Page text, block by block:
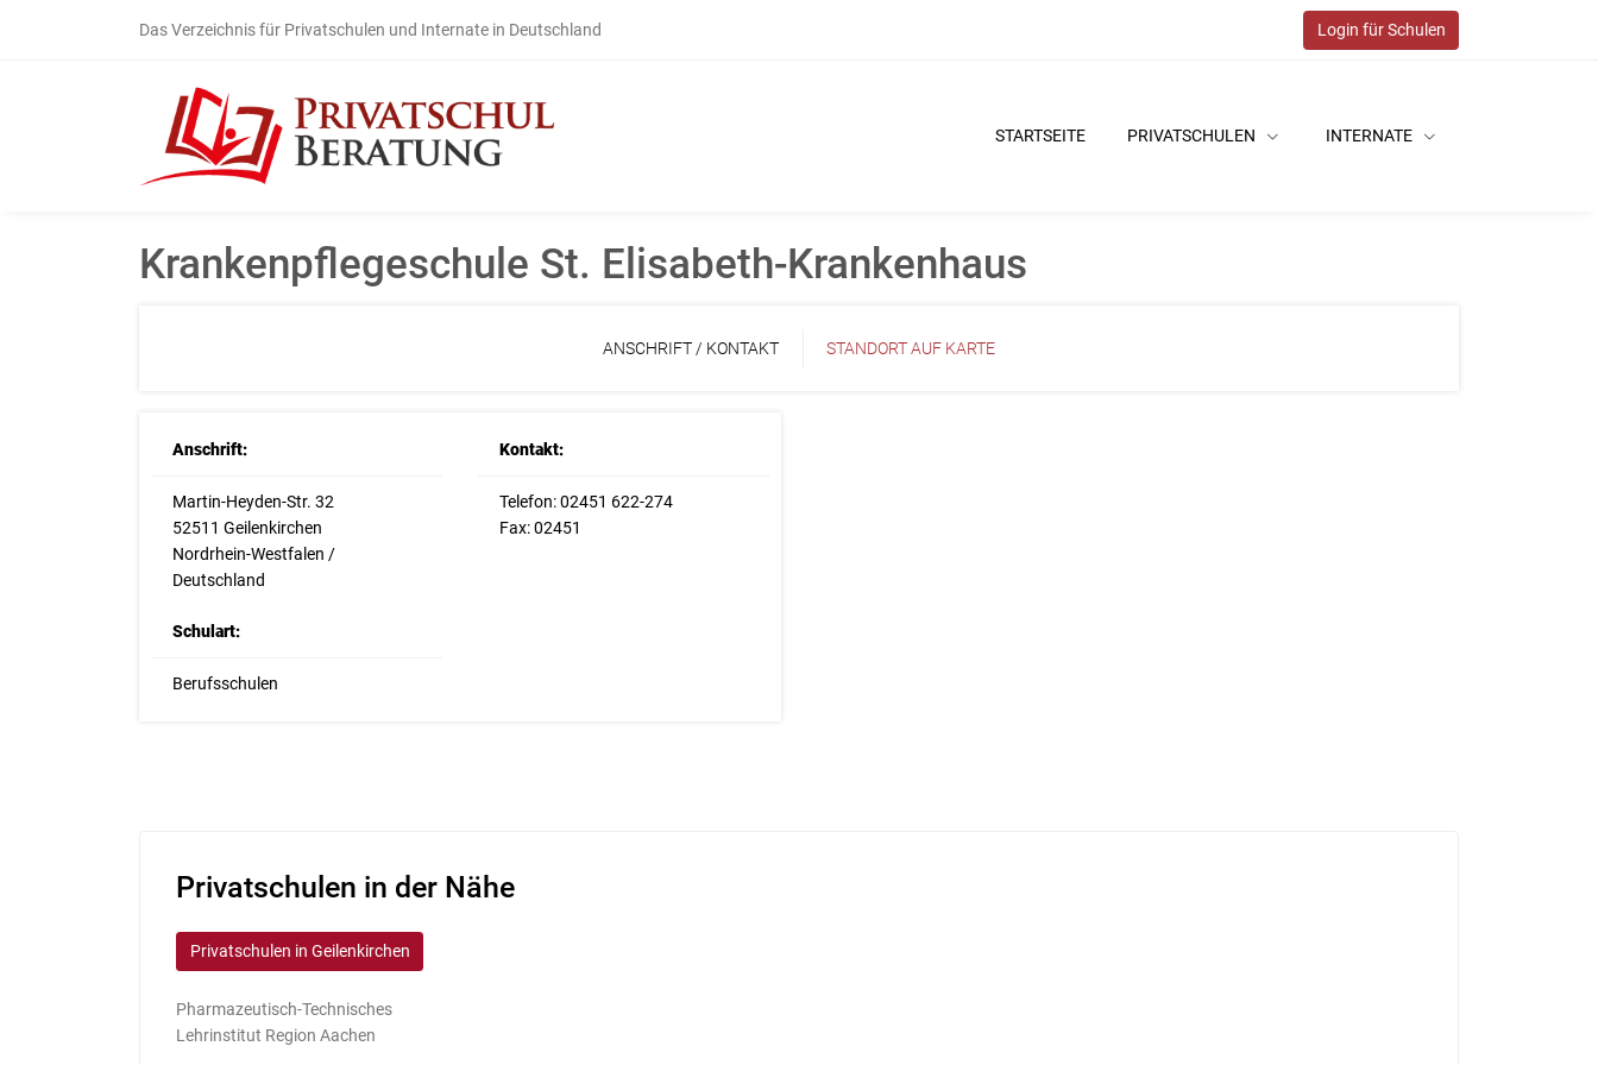
Das Verzeichnis für Privatschulen und Internate in Deutschland Login für Schulen
STARTSEITE PRIVATSCHULEN INTERNATE
Krankenpflegeschule St. Elisabeth-Krankenhaus
ANSCHRIFT / KONTAKT STANDORT AUF KARTE
Anschrift:
Martin-Heyden-Str. 32
52511 Geilenkirchen
Nordrhein-Westfalen /
Deutschland
Kontakt:
Telefon: 02451 622-274
Fax: 02451
Schulart:
Berufsschulen
Privatschulen in der Nähe
Privatschulen in Geilenkirchen
Pharmazeutisch-Technisches
Lehrinstitut Region Aachen